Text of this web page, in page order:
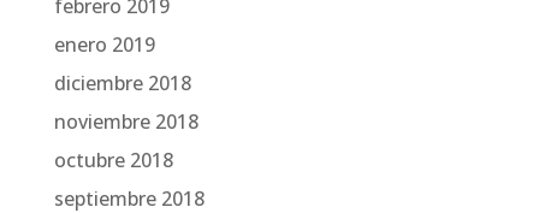
febrero 2019
enero 2019
diciembre 2018
noviembre 2018
octubre 2018
septiembre 2018